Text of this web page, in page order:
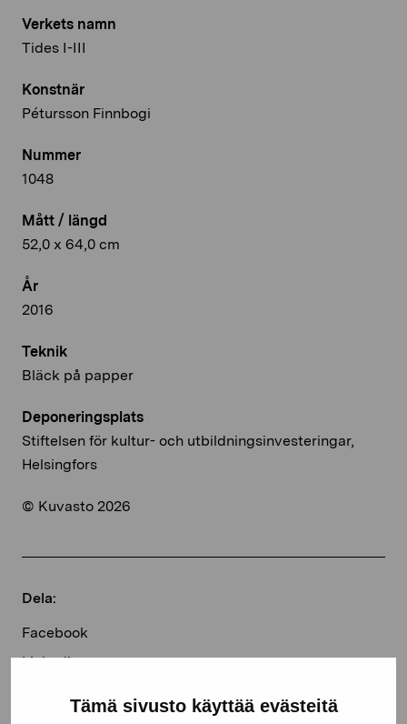
Tämä sivusto käyttää evästeitä
Verkets namn
Tides I-III
Konstnär
Pétursson Finnbogi
Nummer
1048
Mått / längd
52,0 x 64,0 cm
År
2016
Teknik
Bläck på papper
Deponeringsplats
Stiftelsen för kultur- och utbildningsinvesteringar,
Helsingfors
© Kuvasto 2026
Dela:
Facebook
Linkedin